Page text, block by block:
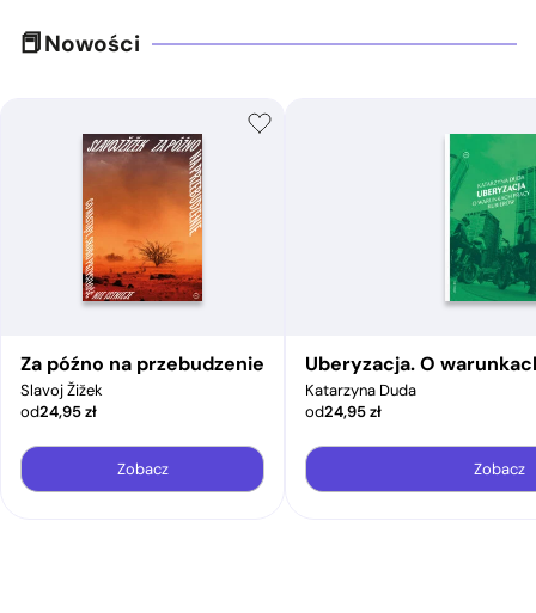
Nowości
Za późno na przebudzenie
Slavoj Žižek
od24,95zł
Zobacz
Uberyzacja. O
Katarzyna Duda
od24,95zł
Zobacz